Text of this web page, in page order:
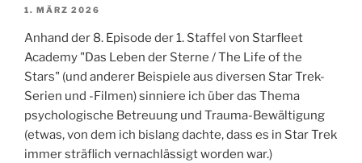
1. MÄRZ 2026
Anhand der 8. Episode der 1. Staffel von Starfleet
Academy "Das Leben der Sterne / The Life of the
Stars" (und anderer Beispiele aus diversen Star Trek-
Serien und -Filmen) sinniere ich über das Thema
psychologische Betreuung und Trauma-Bewältigung
(etwas, von dem ich bislang dachte, dass es in Star Trek
immer sträflich vernachlässigt worden war.)